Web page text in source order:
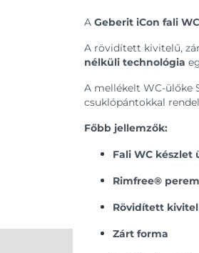
A Geberit iCon fali
A rövidített kivitelű,
nélküli technológia
A mellékelt WC-ülőke
csuklópántokkal
Főbb jellemzők:
Fali WC készlet
Rimfree®
Rövidített kivitel
Zárt forma